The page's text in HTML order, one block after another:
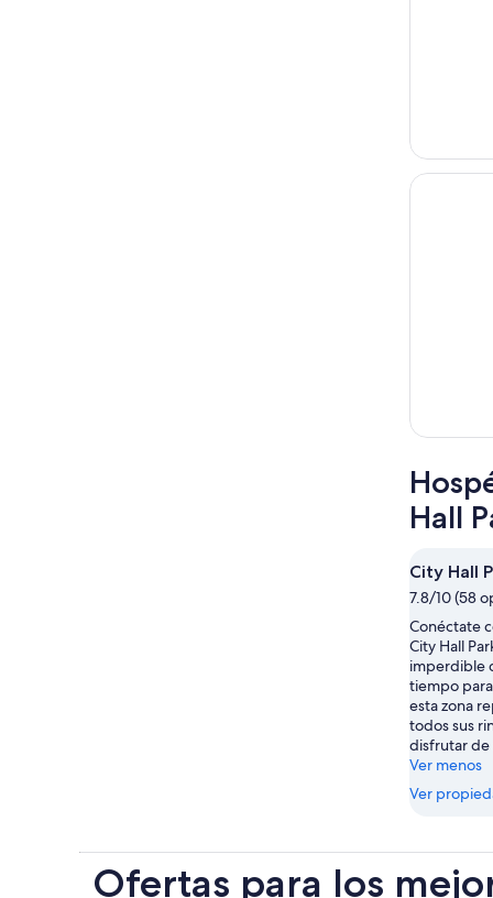
Hall
City Hall
7.8/10 (58
Conéctate
City Hall
imperdible
tiempo
esta zona
todos sus
disfrutar de
Ver menos
Ver
Ofertas para los